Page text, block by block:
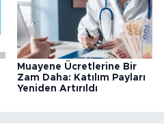
Muayene Ücretlerine Bir
Zam Daha: Katılım Payları
Yeniden Artırıldı